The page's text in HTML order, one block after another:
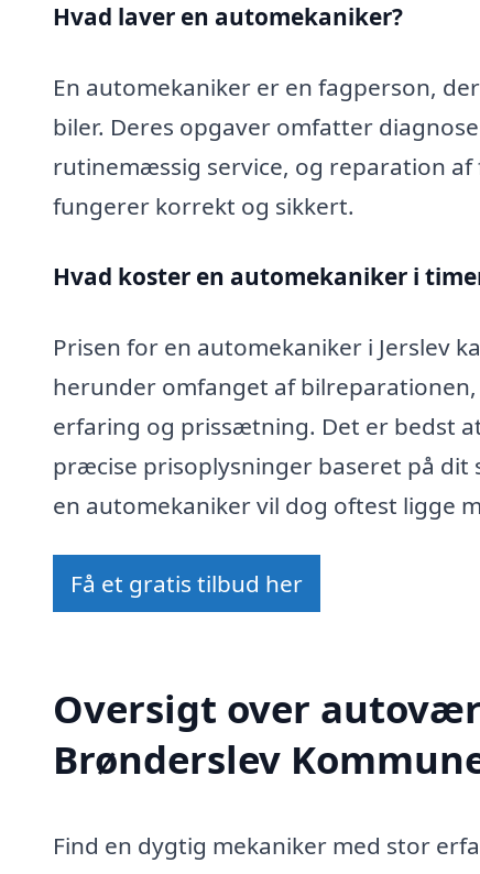
Hvad laver en automekaniker?
En automekaniker er en fagperson,
biler. Deres opgaver omfatter
rutinemæssig service, og reparation
fungerer korrekt og sikkert.
Hvad koster en automekaniker i
Prisen for en automekaniker i Jerslev
herunder omfanget af
erfaring og prissætning. Det er bedst
præcise prisoplysninger baseret på
en automekaniker vil dog oftest ligge
Få et gratis tilbud her
Oversigt over
Brønderslev
Find en dygtig mekaniker med stor